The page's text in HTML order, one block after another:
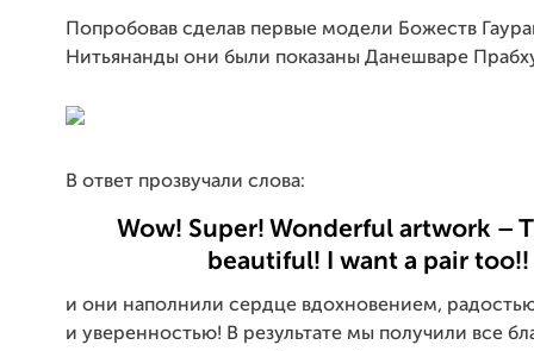
Попробовав сделав первые модели Божеств
Нитьянанды они были показаны Данешваре
В ответ прозвучали слова:
Wow! Super! Wonderful artwork –
beautiful! I want a pair too!!
и они наполнили сердце вдохновением,
и уверенностью! В результате мы получили все